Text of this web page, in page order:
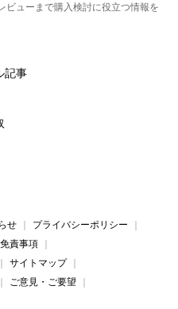
ビューまで購入検討に役立つ情報を
記事
せ
プライバシーポリシー
免責事項
サイトマップ
ご意見・ご要望